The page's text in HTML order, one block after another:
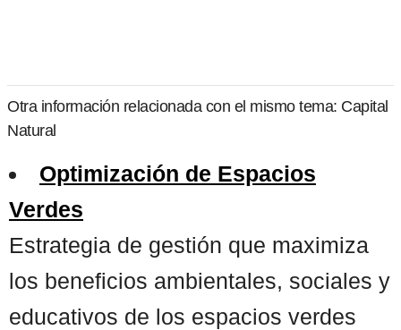
Otra información relacionada con el mismo tema: Capital
Natural
Optimización de Espacios
Verdes
Estrategia de gestión que maximiza
los beneficios ambientales, sociales y
educativos de los espacios verdes